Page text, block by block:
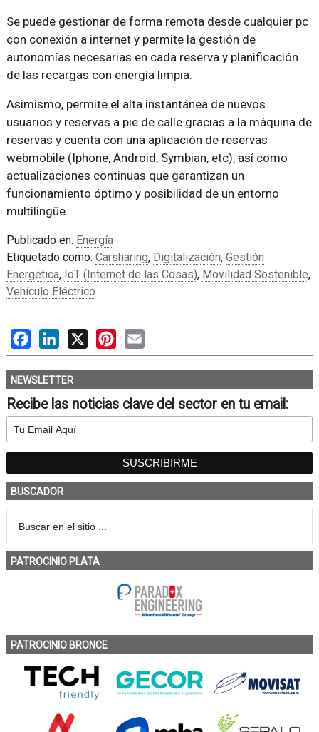
Se puede gestionar de forma remota desde cualquier pc
con conexión a internet y permite la gestión de
autonomías necesarias en cada reserva y planificación
de las recargas con energía limpia.
Asimismo, permite el alta instantánea de nuevos
usuarios y reservas a pie de calle gracias a la máquina de
reservas y cuenta con una aplicación de reservas
webmobile (Iphone, Android, Symbian, etc), así como
actualizaciones continuas que garantizan un
funcionamiento óptimo y posibilidad de un entorno
multilingüe.
Publicado en: Energía
Etiquetado como: Carsharing, Digitalización, Gestión
Energética, IoT (Internet de las Cosas), Movilidad Sostenible,
Vehículo Eléctrico
FacebookLinkedIn
X PinterestEmail
NEWSLETTER
Recibe las noticias clave del sector en tu email:
BUSCADOR
PATROCINIO PLATA
PATROCINIO BRONCE